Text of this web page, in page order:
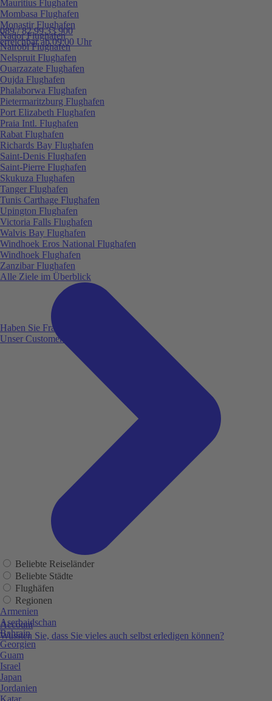
089 / 82 99 33 900
erreichbar ab 09:00 Uhr
Haben Sie Fragen?
Unser Customer Service ist für Sie da!
Account
Wussten Sie, dass Sie vieles auch selbst erledigen können?
Mauritius Flughafen
Mombasa Flughafen
Monastir Flughafen
Nador Flughafen
Nairobi Flughafen
Nelspruit Flughafen
Ouarzazate Flughafen
Oujda Flughafen
Phalaborwa Flughafen
Pietermaritzburg Flughafen
Port Elizabeth Flughafen
Praia Intl. Flughafen
Rabat Flughafen
Richards Bay Flughafen
Saint-Denis Flughafen
Saint-Pierre Flughafen
Skukuza Flughafen
Tanger Flughafen
Tunis Carthage Flughafen
Upington Flughafen
Victoria Falls Flughafen
Walvis Bay Flughafen
Windhoek Eros National Flughafen
Windhoek Flughafen
Zanzibar Flughafen
Alle Ziele im Überblick
Beliebte Reiseländer
Beliebte Städte
Flughäfen
Regionen
Armenien
Aserbaidschan
Bahrain
Georgien
Guam
Israel
Japan
Jordanien
Katar